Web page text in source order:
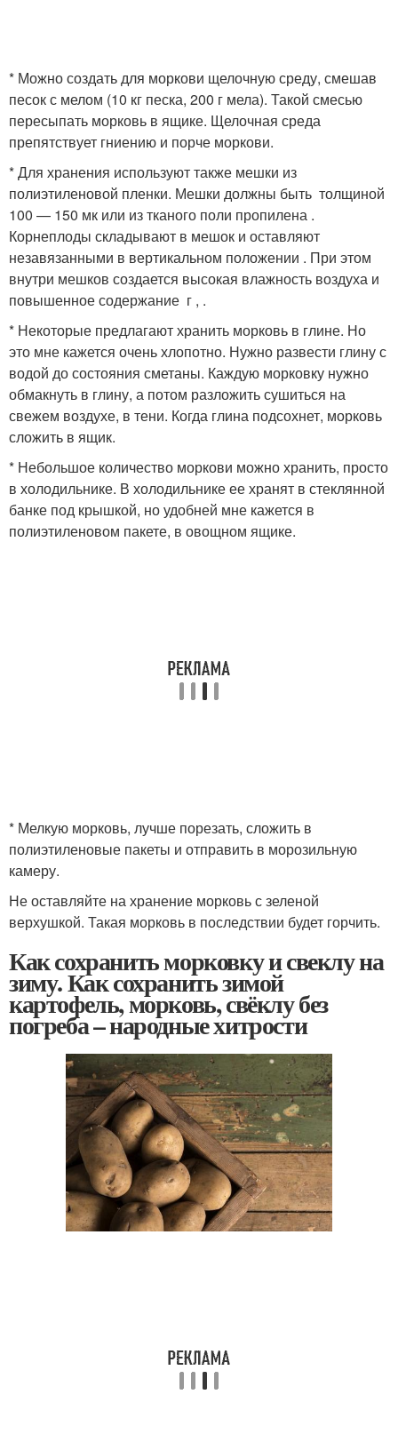
* Можно создать для моркови щелочную среду, смешав
песок с мелом (10 кг песка, 200 г мела). Такой смесью
пересыпать морковь в ящике. Щелочная среда
препятствует гниению и порче моркови.
* Для хранения используют также мешки из
полиэтиленовой пленки. Мешки должны быть толщиной
100 — 150 мк или из тканого поли пропилена .
Корнеплоды складывают в мешок и оставляют
незавязанными в вертикальном положении . При этом
внутри мешков создается высокая влажность воздуха и
повышенное содержание г , .
* Некоторые предлагают хранить морковь в глине. Но
это мне кажется очень хлопотно. Нужно развести глину с
водой до состояния сметаны. Каждую морковку нужно
обмакнуть в глину, а потом разложить сушиться на
свежем воздухе, в тени. Когда глина подсохнет, морковь
сложить в ящик.
* Небольшое количество моркови можно хранить, просто
в холодильнике. В холодильнике ее хранят в стеклянной
банке под крышкой, но удобней мне кажется в
полиэтиленовом пакете, в овощном ящике.
* Мелкую морковь, лучше порезать, сложить в
полиэтиленовые пакеты и отправить в морозильную
камеру.
Не оставляйте на хранение морковь с зеленой
верхушкой. Такая морковь в последствии будет горчить.
Как сохранить морковку и свеклу на
зиму. Как сохранить зимой
картофель, морковь, свёклу без
погреба – народные хитрости